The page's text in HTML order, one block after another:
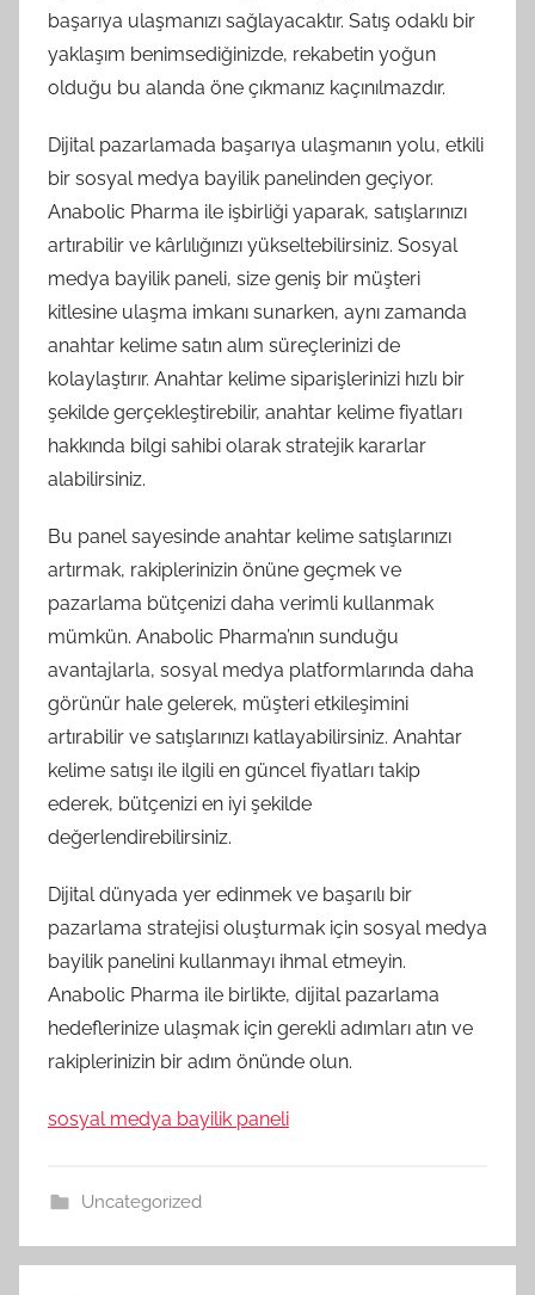
başarıya ulaşmanızı sağlayacaktır. Satış odaklı bir
yaklaşım benimsediğinizde, rekabetin yoğun
olduğu bu alanda öne çıkmanız kaçınılmazdır.
Dijital pazarlamada başarıya ulaşmanın yolu, etkili
bir sosyal medya bayilik panelinden geçiyor.
Anabolic Pharma ile işbirliği yaparak, satışlarınızı
artırabilir ve kârlılığınızı yükseltebilirsiniz. Sosyal
medya bayilik paneli, size geniş bir müşteri
kitlesine ulaşma imkanı sunarken, aynı zamanda
anahtar kelime satın alım süreçlerinizi de
kolaylaştırır. Anahtar kelime siparişlerinizi hızlı bir
şekilde gerçekleştirebilir, anahtar kelime fiyatları
hakkında bilgi sahibi olarak stratejik kararlar
alabilirsiniz.
Bu panel sayesinde anahtar kelime satışlarınızı
artırmak, rakiplerinizin önüne geçmek ve
pazarlama bütçenizi daha verimli kullanmak
mümkün. Anabolic Pharma’nın sunduğu
avantajlarla, sosyal medya platformlarında daha
görünür hale gelerek, müşteri etkileşimini
artırabilir ve satışlarınızı katlayabilirsiniz. Anahtar
kelime satışı ile ilgili en güncel fiyatları takip
ederek, bütçenizi en iyi şekilde
değerlendirebilirsiniz.
Dijital dünyada yer edinmek ve başarılı bir
pazarlama stratejisi oluşturmak için sosyal medya
bayilik panelini kullanmayı ihmal etmeyin.
Anabolic Pharma ile birlikte, dijital pazarlama
hedeflerinize ulaşmak için gerekli adımları atın ve
rakiplerinizin bir adım önünde olun.
sosyal medya bayilik paneli
Uncategorized